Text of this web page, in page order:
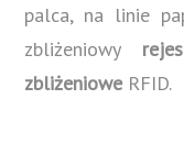
palca, na linie
zbliżeniowy
zbliżenioweRFID.